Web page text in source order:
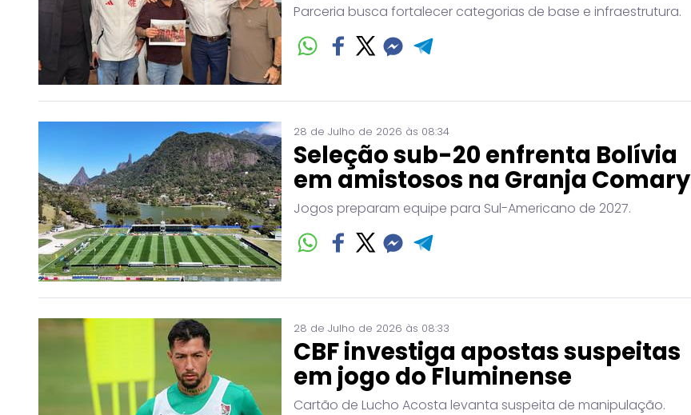
Parceria busca fortalecer categorias de base e infraestrutura.
28 de Julho de 2026 às 08:34
Seleção sub-20 enfrenta Bolívia
em amistosos na Granja Comary
Jogos preparam equipe para Sul-Americano de 2027.
28 de Julho de 2026 às 08:33
CBF investiga apostas suspeitas
em jogo do Fluminense
Cartão de Lucho Acosta levanta suspeita de manipulação.